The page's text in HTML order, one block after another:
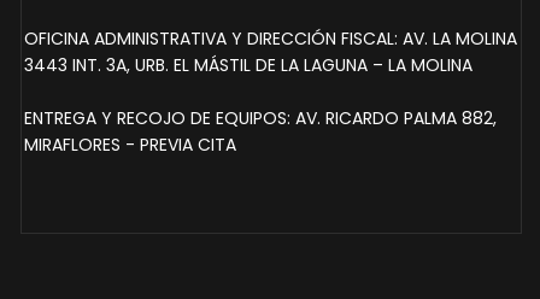
OFICINA ADMINISTRATIVA Y DIRECCIÓN FISCAL: AV. LA MOLINA
3443 INT. 3A, URB. EL MÁSTIL DE LA LAGUNA – LA MOLINA
ENTREGA Y RECOJO DE EQUIPOS: AV. RICARDO PALMA 882,
MIRAFLORES - PREVIA CITA